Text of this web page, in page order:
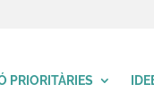
PRIORITÀRIES